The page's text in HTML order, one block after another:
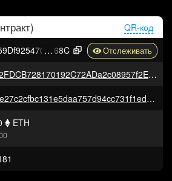
)
QR-код
68C
0xc2FDCB728170192C72ADa2c08957f2E9390076b7
0x1e27c2cfbc131e5daa757d94cc731f1edc6ad62e438a56c21bf037680ed96436
ETH